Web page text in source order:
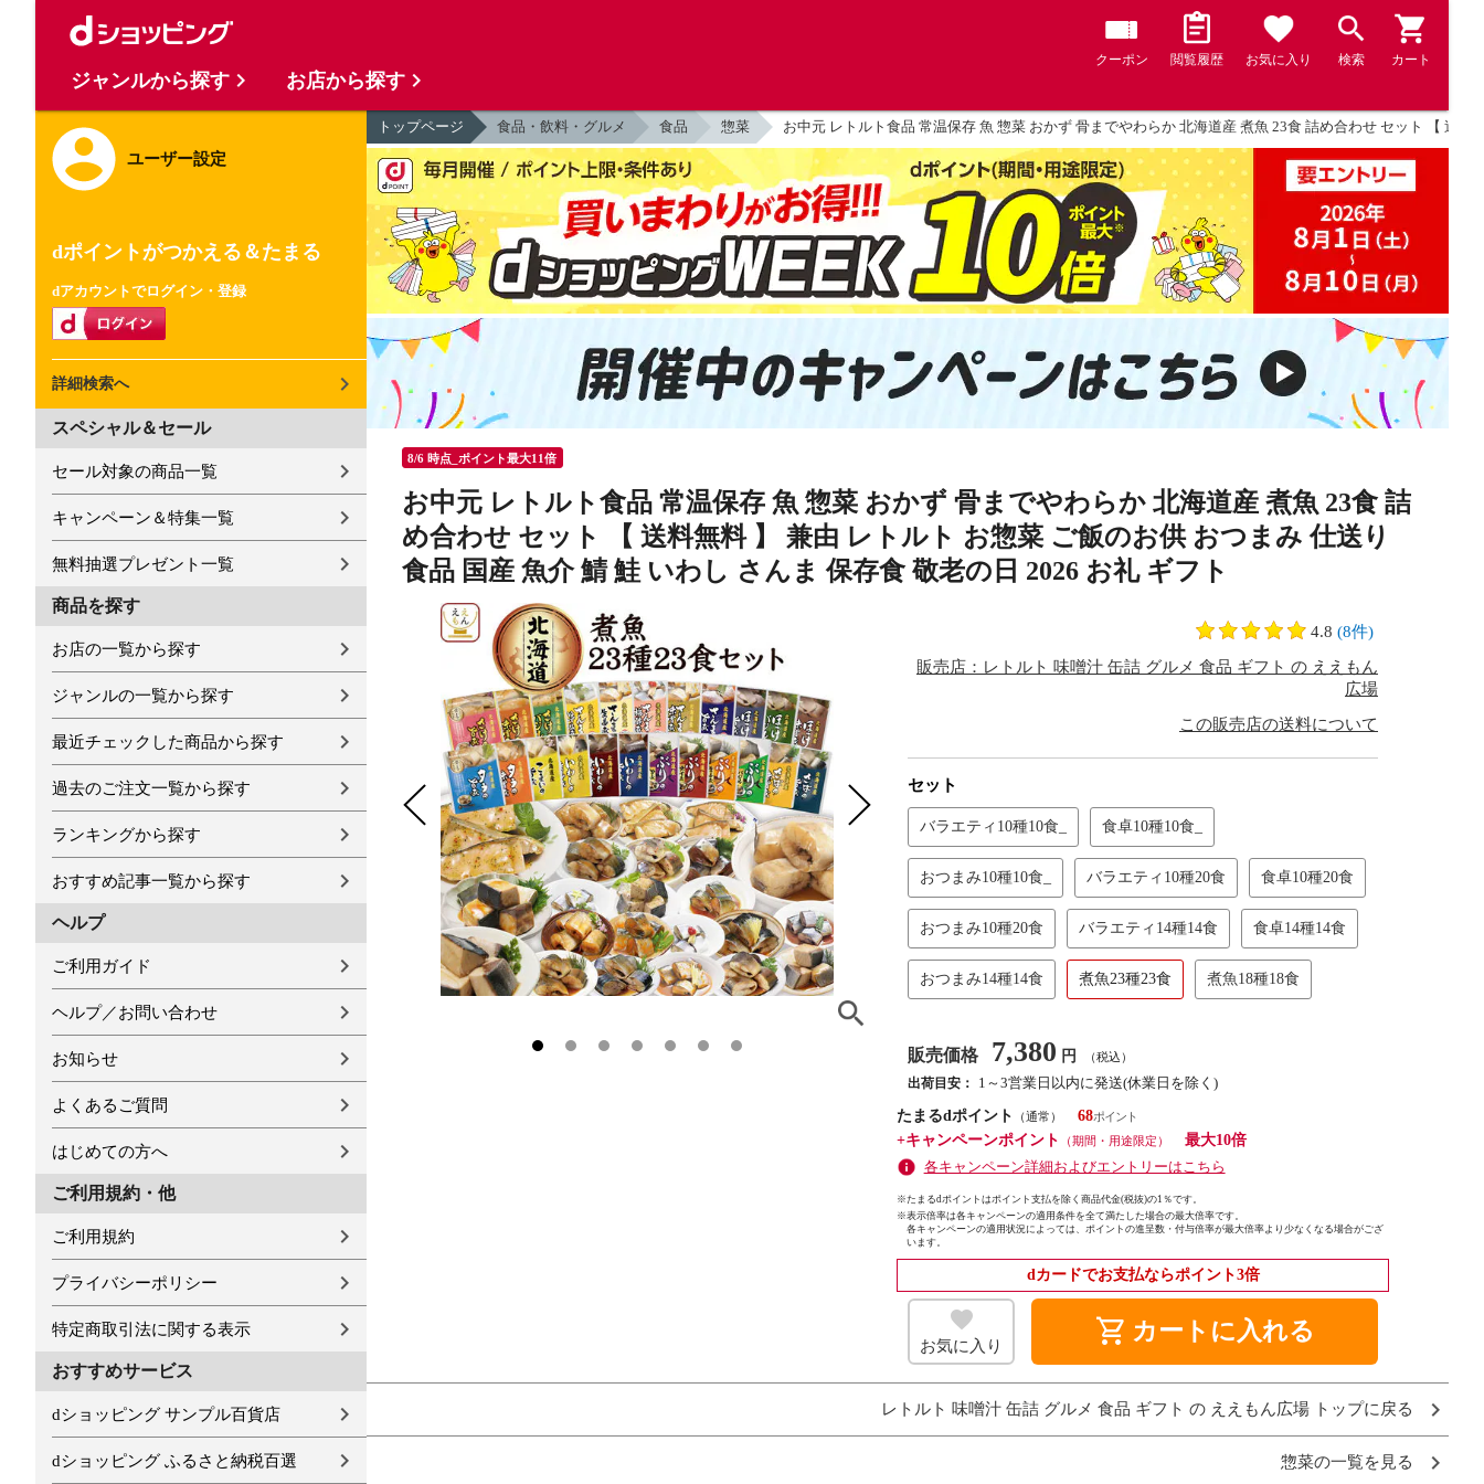
クーポン 閲覧履歴 お気に入り 検索 カート
ユーザー設定
dポイントがつかえる＆たまる
dアカウントでログイン・登録
詳細検索へ
スペシャル＆セール
セール対象の商品一覧
キャンペーン＆特集一覧
無料抽選プレゼント一覧
商品を探す
お店の一覧から探す
ジャンルの一覧から探す
最近チェックした商品から探す
過去のご注文一覧から探す
ランキングから探す
おすすめ記事一覧から探す
ヘルプ
ご利用ガイド
ヘルプ／お問い合わせ
お知らせ
よくあるご質問
はじめての方へ
ご利用規約・他
ご利用規約
プライバシーポリシー
特定商取引法に関する表示
おすすめサービス
dショッピング サンプル百貨店
dショッピング ふるさと納税百選
トップページ 食品・飲料・グルメ 食品 惣菜 お中元 レトルト食品 常温保存 魚 惣菜 おかず 骨までやわらか 北海道産 煮魚 23食 詰め合わせ セット 【 送
8/6 時点_ポイント最大11倍
お中元 レトルト食品 常温保存 魚 惣菜 おかず 骨までやわらか 北海道産 煮魚 23食 詰
め合わせ セット 【 送料無料 】 兼由 レトルト お惣菜 ご飯のお供 おつまみ 仕送り
食品 国産 魚介 鯖 鮭 いわし さんま 保存食 敬老の日 2026 お礼 ギフト
4.8 (8件)
販売店：レトルト 味噌汁 缶詰 グルメ 食品 ギフト の ええもん
広場
この販売店の送料について
セット
バラエティ10種10食_ 食卓10種10食_
おつまみ10種10食_ バラエティ10種20食 食卓10種20食
おつまみ10種20食 バラエティ14種14食 食卓14種14食
おつまみ14種14食 煮魚23種23食 煮魚18種18食
販売価格 7,380 円 （税込）
出荷目安：
1～3営業日以内に発送(休業日を除く)
たまるdポイント
（通常）
68
+キャンペーンポイント
（期間・用途限定）
最大10倍
各キャンペーン詳細およびエントリーはこちら
※たまるdポイントはポイント支払を除く商品代金(税抜)の1％です。
※表示倍率は各キャンペーンの適用条件を全て満たした場合の最大倍率です。
各キャンペーンの適用状況によっては、ポイントの進呈数・付与倍率が最大倍率より少なくなる場合がござ
います。
dカードでお支払ならポイント3倍
お気に入り shopping_cart カートに入れる
レトルト 味噌汁 缶詰 グルメ 食品 ギフト の ええもん広場 トップに戻る
惣菜の一覧を見る
ジャンルから探す お店から探す